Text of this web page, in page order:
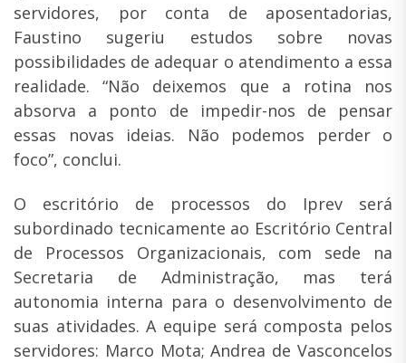
servidores, por conta de aposentadorias,
Faustino sugeriu estudos sobre novas
possibilidades de adequar o atendimento a essa
realidade. “Não deixemos que a rotina nos
absorva a ponto de impedir-nos de pensar
essas novas ideias. Não podemos perder o
foco”, conclui.
O escritório de processos do Iprev será
subordinado tecnicamente ao Escritório Central
de Processos Organizacionais, com sede na
Secretaria de Administração, mas terá
autonomia interna para o desenvolvimento de
suas atividades. A equipe será composta pelos
servidores: Marco Mota; Andrea de Vasconcelos